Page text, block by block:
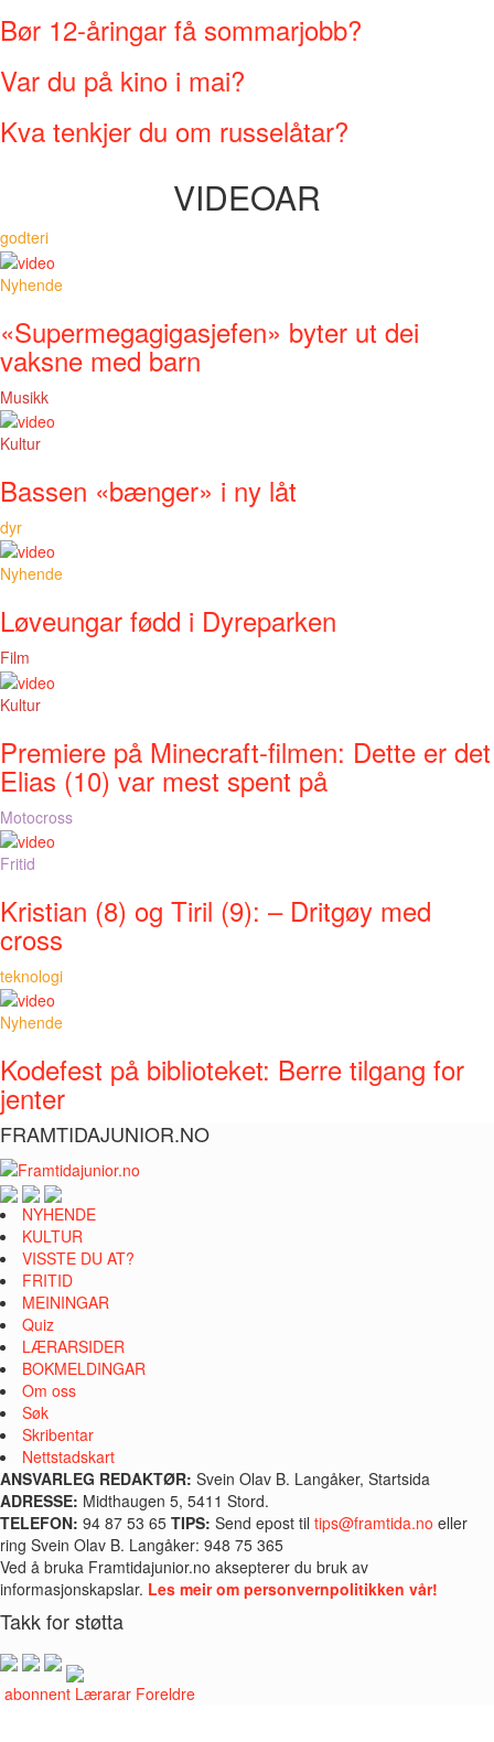
Bør 12-åringar få sommarjobb?
Var du på kino i mai?
Kva tenkjer du om russelåtar?
VIDEOAR
godteri
Nyhende
«Supermegagigasjefen» byter ut dei
vaksne med barn
Musikk
Kultur
Bassen «bænger» i ny låt
dyr
Nyhende
Løveungar fødd i Dyreparken
Film
Kultur
Premiere på Minecraft-filmen: Dette er det
Elias (10) var mest spent på
Motocross
Fritid
Kristian (8) og Tiril (9): – Dritgøy med
cross
teknologi
Nyhende
Kodefest på biblioteket: Berre tilgang for
jenter
FRAMTIDAJUNIOR.NO
NYHENDE
KULTUR
VISSTE DU AT?
FRITID
MEININGAR
Quiz
LÆRARSIDER
BOKMELDINGAR
Om oss
Søk
Skribentar
Nettstadskart
ANSVARLEG REDAKTØR: Svein Olav B. Langåker, Startsida
ADRESSE: Midthaugen 5, 5411 Stord.
TELEFON: 94 87 53 65 TIPS: Send epost til tips@framtida.no eller
ring Svein Olav B. Langåker: 948 75 365
Ved å bruka Framtidajunior.no aksepterer du bruk av
informasjonskapslar. Les meir om personvernpolitikken vår!
Takk for støtta
abonnent Lærarar Foreldre